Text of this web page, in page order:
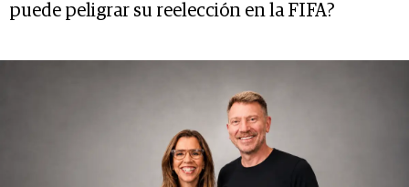
puede peligrar su reelección en la FIFA?